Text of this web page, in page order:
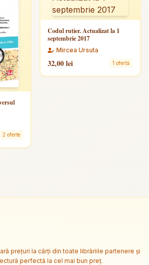
2 oferte
Codul rutier. Actualizat la 1
septembrie 2017
Mircea Ursuta
32,00 lei 1 ofertă
prețuri la cărți din toate librăriile partenere și
perfectă la cel mai bun preț.